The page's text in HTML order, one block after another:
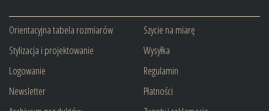
Orientacyjna tabela rozmiarów
Stylizacja i projektowanie
Logowanie
Newsletter
Szycie na miarę
Wysyłka
Regulamin
Płatności